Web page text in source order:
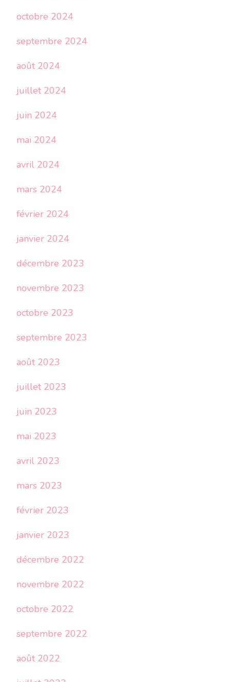
octobre 2024
septembre 2024
août 2024
juillet 2024
juin 2024
mai 2024
avril 2024
mars 2024
février 2024
janvier 2024
décembre 2023
novembre 2023
octobre 2023
septembre 2023
août 2023
juillet 2023
juin 2023
mai 2023
avril 2023
mars 2023
février 2023
janvier 2023
décembre 2022
novembre 2022
octobre 2022
septembre 2022
août 2022